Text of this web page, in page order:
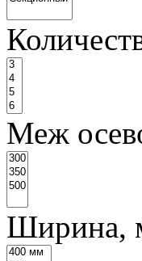
Меж
Ширина,